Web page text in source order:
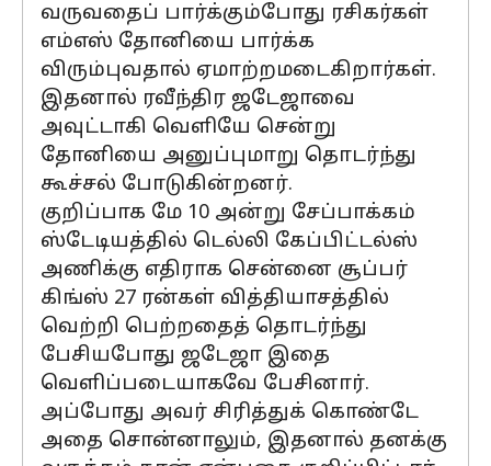
வருவதைப் பார்க்கும்போது ரசிகர்கள்
எம்எஸ் தோனியை பார்க்க
விரும்புவதால் ஏமாற்றமடைகிறார்கள்.
இதனால் ரவீந்திர ஜடேஜாவை
அவுட்டாகி வெளியே சென்று
தோனியை அனுப்புமாறு தொடர்ந்து
கூச்சல் போடுகின்றனர்.
குறிப்பாக மே 10 அன்று சேப்பாக்கம்
ஸ்டேடியத்தில் டெல்லி கேப்பிட்டல்ஸ்
அணிக்கு எதிராக சென்னை சூப்பர்
கிங்ஸ் 27 ரன்கள் வித்தியாசத்தில்
வெற்றி பெற்றதைத் தொடர்ந்து
பேசியபோது ஜடேஜா இதை
வெளிப்படையாகவே பேசினார்.
அப்போது அவர் சிரித்துக் கொண்டே
அதை சொன்னாலும், இதனால் தனக்கு